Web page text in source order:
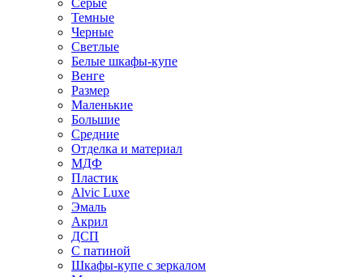
Серые
Темные
Черные
Светлые
Белые шкафы-купе
Венге
Размер
Маленькие
Большие
Средние
Отделка и материал
МДФ
Пластик
Alvic Luxe
Эмаль
Акрил
ДСП
С патиной
Шкафы-купе с зеркалом